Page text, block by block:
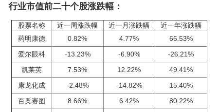
行业市值前二十个股涨跌幅：
股票名称 近一周涨跌幅 近一月涨跌幅
近一年涨跌幅
药明康德
0.82% 4.77%
66.53%
爱尔眼科
-13.23% -6.90%
-26.21%
凯莱英
7.53% 12.22%
49.41%
康龙化成
-2.48% -14.82%
15.40%
百奥赛图
8.66% 6.42%
80.22%